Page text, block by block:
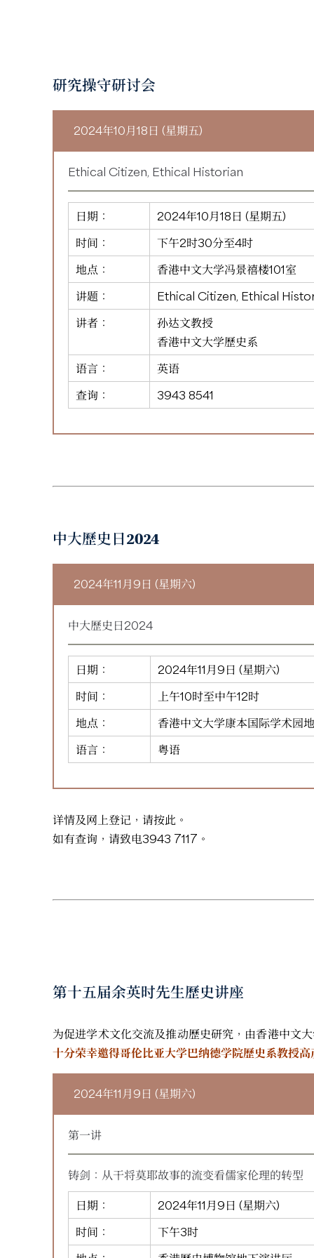
研究操守研讨会
2024年10月18日 (星期五)
Ethical Citizen, Ethical Historian
日期：
2024年10月18日 (星期五)
时间：
下午2时30分至4时
地点：
香港中文大学冯景禧楼101室
讲题：
Ethical Citizen, Ethical
讲者：
孙达文教授
香港中文大学歷史系
语言：
英语
查询：
3943 8541
中大歷史日2024
2024年11月9日 (星期六)
中大歷史日2024
日期：
2024年11月9日 (星期六)
时间：
上午10时至中午12时
地点：
香港中文大学康本国际学术园
语言：
粤语
详情及网上登记，请按此 。
如有查询，请致电3943 7117。
第十五届余英时先生歷史讲座
为促进学术文化交流及推动歷史研究，由香港中文
十分荣幸邀得哥伦比亚大学巴纳德学院歷史系教
2024年11月9日 (星期六)
第一讲
铸剑：从干将莫耶故事的流变看儒家伦理的转型
日期：
2024年11月9日 (星期六)
时间：
下午3时